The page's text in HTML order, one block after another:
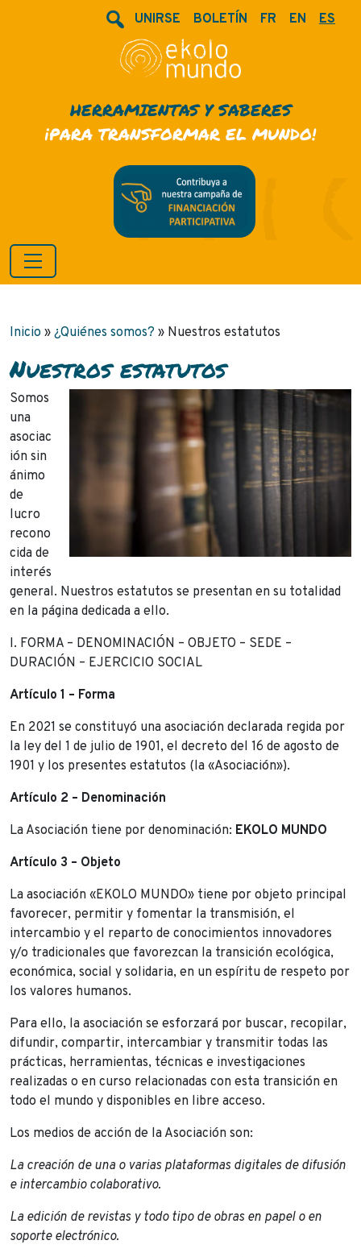
UNIRSE BOLETÍN FR EN ES
HERRAMIENTAS Y SABERES
¡PARA TRANSFORMAR EL MUNDO!
Inicio » ¿Quiénes somos? » Nuestros estatutos
Nuestros estatutos
Somos
una
asociac
ión sin
ánimo
de
lucro
recono
cida de
interés
general. Nuestros estatutos se presentan en su totalidad
en la página dedicada a ello.
I. FORMA – DENOMINACIÓN – OBJETO – SEDE –
DURACIÓN – EJERCICIO SOCIAL
Artículo 1 – Forma
En 2021 se constituyó una asociación declarada regida por
la ley del 1 de julio de 1901, el decreto del 16 de agosto de
1901 y los presentes estatutos (la «Asociación»).
Artículo 2 – Denominación
La Asociación tiene por denominación: EKOLO MUNDO
Artículo 3 – Objeto
La asociación «EKOLO MUNDO» tiene por objeto principal
favorecer, permitir y fomentar la transmisión, el
intercambio y el reparto de conocimientos innovadores
y/o tradicionales que favorezcan la transición ecológica,
económica, social y solidaria, en un espíritu de respeto por
los valores humanos.
Para ello, la asociación se esforzará por buscar, recopilar,
difundir, compartir, intercambiar y transmitir todas las
prácticas, herramientas, técnicas e investigaciones
realizadas o en curso relacionadas con esta transición en
todo el mundo y disponibles en libre acceso.
Los medios de acción de la Asociación son:
La creación de una o varias plataformas digitales de difusión
e intercambio colaborativo.
La edición de revistas y todo tipo de obras en papel o en
soporte electrónico.